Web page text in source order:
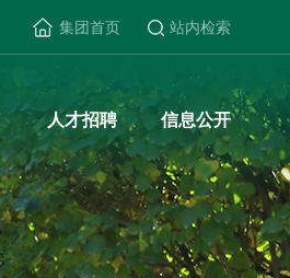
公司-Official website
站内检索
集团首页
人才招聘 信息公开